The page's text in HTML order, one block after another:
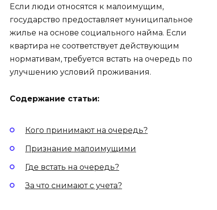
Если люди относятся к малоимущим,
государство предоставляет муниципальное
жилье на основе социального найма. Если
квартира не соответствует действующим
нормативам, требуется встать на очередь по
улучшению условий проживания.
Содержание статьи:
Кого принимают на очередь?
Признание малоимущими
Где встать на очередь?
За что снимают с учета?